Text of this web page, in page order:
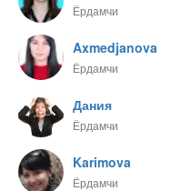
Ёрдамчи
Axmedjanova
Ёрдамчи
Дания
Ёрдамчи
Karimova
Ёрдамчи